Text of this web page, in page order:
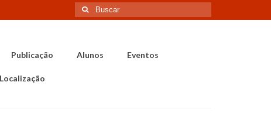
Buscar
por:
Publicação Alunos Eventos
Localização